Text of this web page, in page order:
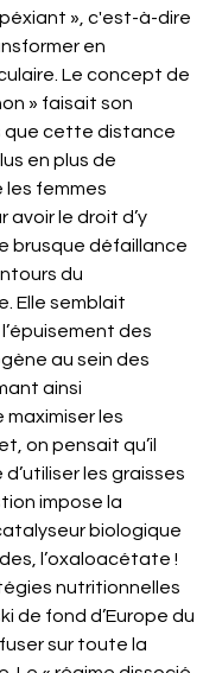
», c'est-à-dire
en
Le concept de
» faisait son
que cette distance
en plus de
femmes
avoir le droit d’y
brusque défaillance
du
Elle semblait
des
au sein des
ainsi
maximiser les
on pensait qu’il
les graisses
impose la
biologique
l’oxaloacétate !
nutritionnelles
de fond d’Europe du
sur toute la